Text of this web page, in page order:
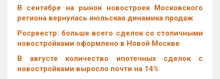
В сентябре на рынок новостроек Московского
региона вернулась июльская динамика продаж
Росреестр: больше всего сделок со столичными
новостройками оформлено в Новой Москве
В августе количество ипотечных сделок с
новостройками выросло почти на 14%